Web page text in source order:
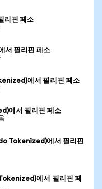
리핀 페소
서 필리핀 페소
에서 필리핀 페소
에서 필리핀 페소
Tokenized)에서 필리핀
에서 필리핀 페